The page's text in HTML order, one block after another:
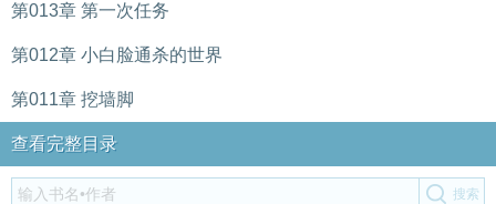
第013章 第一次任务
第012章 小白脸通杀的世界
第011章 挖墙脚
查看完整目录